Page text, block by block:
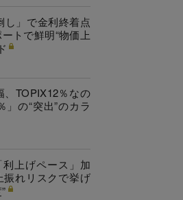
し」で金利終着点
トで鮮明“物価上
、TOPIX12％なの
の“突出”のカラ
上げペース」加
れリスクで挙げ